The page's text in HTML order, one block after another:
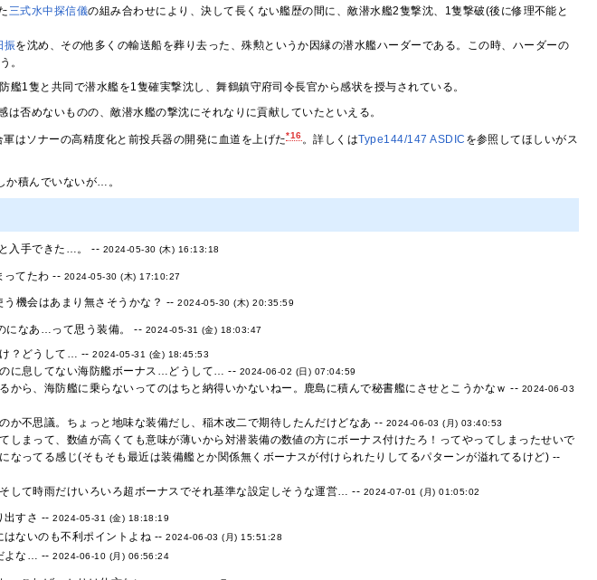
三式水中探信儀の組み合わせにより、決して長くない艦歴の間に、敵潜水艦2隻撃沈、1隻撃破(後に修理不能と
振を沈め、その他多くの輸送船を葬り去った、殊勲というか因縁の潜水艦ハーダーである。この時、ハーダーの
。
1隻と共同で潜水艦を1隻確実撃沈し、舞鶴鎮守府司令長官から感状を授与されている。
否めないものの、敵潜水艦の撃沈にそれなりに貢献していたといえる。
はソナーの高精度化と前投兵器の開発に血道を上げた*16。詳しくはType144/147 ASDIC を参照してほしいがス
か積んでいないが…。
入手できた…。 -- 2024-05-30 (木) 16:13:18
ってたわ -- 2024-05-30 (木) 17:10:27
う機会はあまり無さそうかな？ --2024-05-30 (木) 20:35:59
になあ…って思う装備。 -- 2024-05-31 (金) 18:03:47
け？どうして… --2024-05-31 (金) 18:45:53
に息してない海防艦ボーナス…どうして… -- 2024-06-02 (日) 07:04:59
から、海防艦に乗らないってのはちと納得いかないねー。鹿島に積んで秘書艦にさせとこうかなｗ -- 2024-06-03
か不思議。ちょっと地味な装備だし、稲木改二で期待したんだけどなあ -- 2024-06-03 (月) 03:40:53
しまって、数値が高くても意味が薄いから対潜装備の数値の方にボーナス付けたろ！ってやってしまったせいで
なってる感じ(そもそも最近は装備艦とか関係無くボーナスが付けられたりしてるパターンが溢れてるけど) --
て時雨だけいろいろ超ボーナスでそれ基準な設定しそうな運営… -- 2024-07-01 (月) 01:05:02
出すさ --2024-05-31 (金) 18:18:19
はないのも不利ポイントよね --2024-06-03 (月) 15:51:28
よな… --2024-06-10 (月) 06:56:24